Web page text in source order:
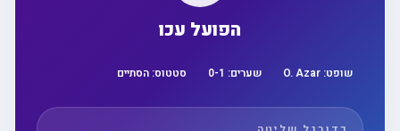
הפועל עכו
שופט:O. Azar שערים: 0 -1 סטטוס:הסתיים